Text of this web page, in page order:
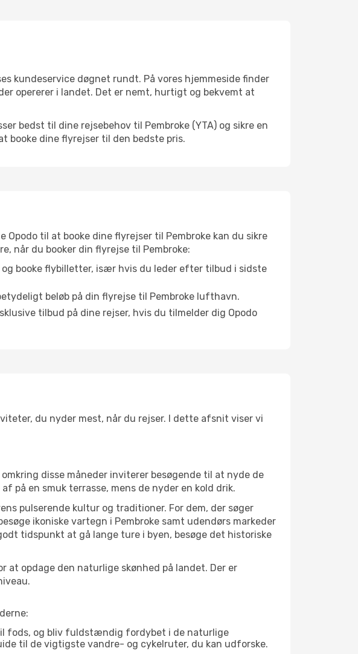
kundeservice døgnet rundt. På vores hjemmeside finder
opererer i landet. Det er nemt, hurtigt og bekvemt at
bedst til dine rejsebehov til Pembroke (YTA) og sikre en
booke dine flyrejser til den bedste pris.
til at booke dine flyrejser til Pembroke kan du sikre
når du booker din flyrejse til Pembroke:
booke flybilletter, især hvis du leder efter tilbud i sidste
beløb på din flyrejse til Pembroke lufthavn.
tilbud på dine rejser, hvis du tilmelder dig Opodo
du nyder mest, når du rejser. I dette afsnit viser vi
disse måneder inviterer besøgende til at nyde de
på en smuk terrasse, mens de nyder en kold drik.
pulserende kultur og traditioner. For dem, der søger
ikoniske vartegn i Pembroke samt udendørs markeder
tidspunkt at gå lange ture i byen, besøge det historiske
opdage den naturlige skønhed på landet. Der er
fods, og bliv fuldstændig fordybet i de naturlige
til de vigtigste vandre- og cykelruter, du kan udforske.